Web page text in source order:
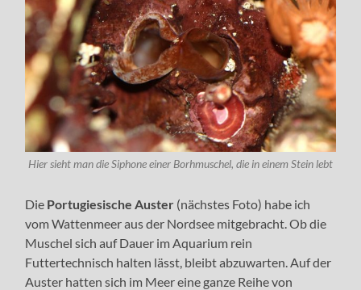
Hier sieht man die Siphone einer Borhmuschel, die in einem Stein lebt
Die Portugiesische Auster (nächstes Foto) habe ich
vom Wattenmeer aus der Nordsee mitgebracht. Ob die
Muschel sich auf Dauer im Aquarium rein
Futtertechnisch halten lässt, bleibt abzuwarten. Auf der
Auster hatten sich im Meer eine ganze Reihe von